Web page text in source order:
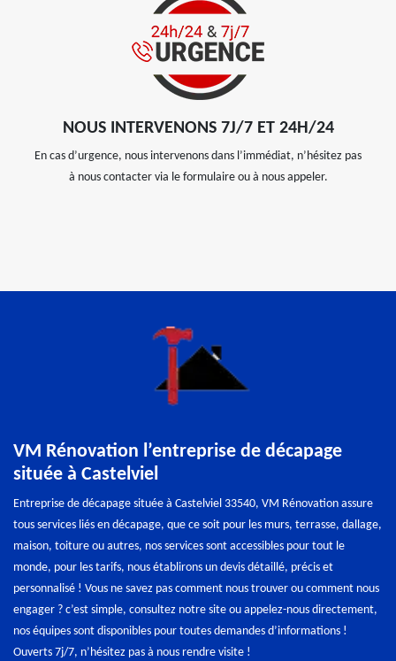
NOUS INTERVENONS 7J/7 ET 24H/24
En cas d’urgence, nous intervenons dans l’immédiat, n’hésitez pas
à nous contacter via le formulaire ou à nous appeler.
VM Rénovation l’entreprise de décapage
située à Castelviel
Entreprise de décapage située à Castelviel 33540, VM Rénovation assure
tous services liés en décapage, que ce soit pour les murs, terrasse, dallage,
maison, toiture ou autres, nos services sont accessibles pour tout le
monde, pour les tarifs, nous établirons un devis détaillé, précis et
personnalisé ! Vous ne savez pas comment nous trouver ou comment nous
engager ? c’est simple, consultez notre site ou appelez-nous directement,
nos équipes sont disponibles pour toutes demandes d’informations !
Ouverts 7j/7, n’hésitez pas à nous rendre visite !